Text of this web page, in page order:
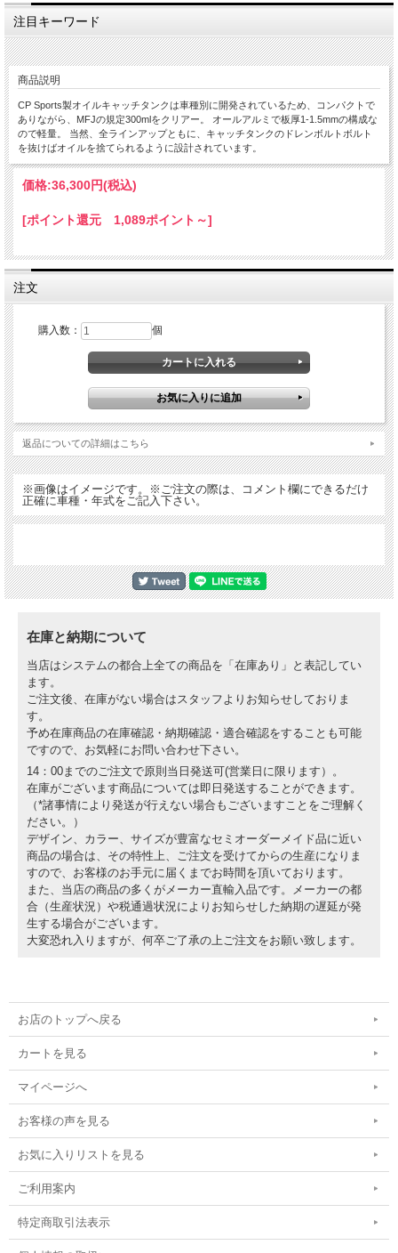
注目キーワード
商品説明
CP Sports製オイルキャッチタンクは車種別に開発されているため、コンパクトで
ありながら、MFJの規定300mlをクリアー。 オールアルミで板厚1-1.5mmの構成な
ので軽量。 当然、全ラインアップともに、キャッチタンクのドレンボルトボルト
を抜けばオイルを捨てられるように設計されています。
価格:36,300円(税込)
[ポイント還元 1,089ポイント～]
注文
購入数： 個
返品についての詳細はこちら
※画像はイメージです。※ご注文の際は、コメント欄にできるだけ
正確に車種・年式をご記入下さい。
在庫と納期について
当店はシステムの都合上全ての商品を「在庫あり」と表記してい
ます。
ご注文後、在庫がない場合はスタッフよりお知らせしておりま
す。
予め在庫商品の在庫確認・納期確認・適合確認をすることも可能
ですので、お気軽にお問い合わせ下さい。
14：00までのご注文で原則当日発送可(営業日に限ります）。
在庫がございます商品については即日発送することができます。
（*諸事情により発送が行えない場合もございますことをご理解く
ださい。）
デザイン、カラー、サイズが豊富なセミオーダーメイド品に近い
商品の場合は、その特性上、ご注文を受けてからの生産になりま
すので、お客様のお手元に届くまでお時間を頂いております。
また、当店の商品の多くがメーカー直輸入品です。メーカーの都
合（生産状況）や税通過状況によりお知らせした納期の遅延が発
生する場合がございます。
大変恐れ入りますが、何卒ご了承の上ご注文をお願い致します。
お店のトップへ戻る
カートを見る
マイページへ
お客様の声を見る
お気に入りリストを見る
ご利用案内
特定商取引法表示